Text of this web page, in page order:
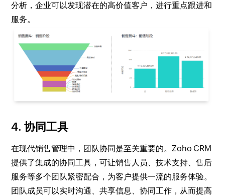
分析，企业可以发现潜在的高价值客户，进行重点跟进和
服务。
4. 协同工具
在现代销售管理中，团队协同是至关重要的。Zoho CRM
提供了集成的协同工具，可让销售人员、技术支持、售后
服务等多个团队紧密配合，为客户提供一流的服务体验。
团队成员可以实时沟通、共享信息、协同工作，从而提高